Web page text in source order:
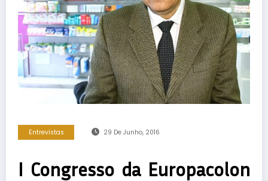
Entrevistas 29 De Junho, 2016
I Congresso da Europacolon